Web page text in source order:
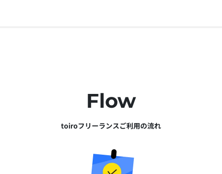
Flow
toiroフリーランスご利用の流れ